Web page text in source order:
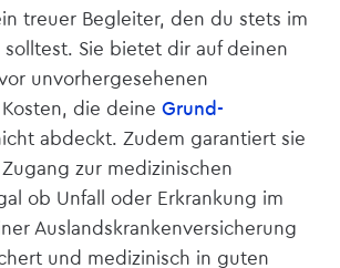
treuer Begleiter, den du stets im
Sie bietet dir auf deinen
unvorhergesehenen
die deine Grund­
abdeckt. Zudem garantiert sie
zur medizinischen
ob Unfall oder Erkrankung im
Auslandskranken­versicherung
und medizinisch in guten